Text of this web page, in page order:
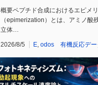
概要ペプチド合成におけるエピメ
（epimerization）とは、アミノ酸
立体…
2026/8/5 E odos 有機反応デー